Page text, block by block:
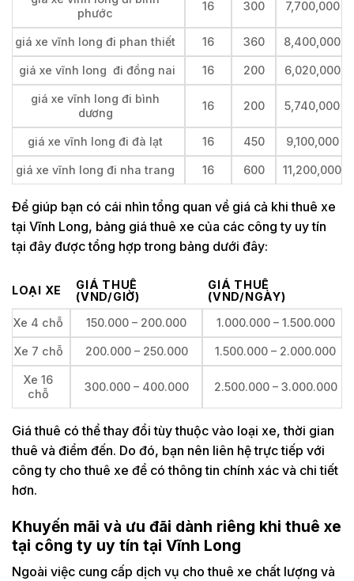
phước
16 300 7,700,000
giá xe vĩnh long đi phan thiết 16 360 8,400,000
giá xe vĩnh long đi đồng nai 16 200 6,020,000
giá xe vĩnh long đi bình
dương
16 200 5,740,000
giá xe vĩnh long đi đà lạt 16 450 9,100,000
giá xe vĩnh long đi nha trang 16 600 11,200,000
Để giúp bạn có cái nhìn tổng quan về giá cả khi thuê xe
tại Vĩnh Long, bảng giá thuê xe của các công ty uy tín
tại đây được tổng hợp trong bảng dưới đây:
LOẠI XE
GIÁ THUÊ
(VND/GIỜ)
GIÁ THUÊ
(VND/NGÀY)
Xe 4 chỗ
150.000 – 200.000 1.000.000 – 1.500.000
Xe 7 chỗ 200.000 – 250.000 1.500.000 – 2.000.000
Xe 16
chỗ
300.000 – 400.000 2.500.000 – 3.000.000
Giá thuê có thể thay đổi tùy thuộc vào loại xe, thời gian
thuê và điểm đến. Do đó, bạn nên liên hệ trực tiếp với
công ty cho thuê xe để có thông tin chính xác và chi tiết
hơn.
Khuyến mãi và ưu đãi dành riêng khi thuê xe
tại công ty uy tín tại Vĩnh Long
Ngoài việc cung cấp dịch vụ cho thuê xe chất lượng và